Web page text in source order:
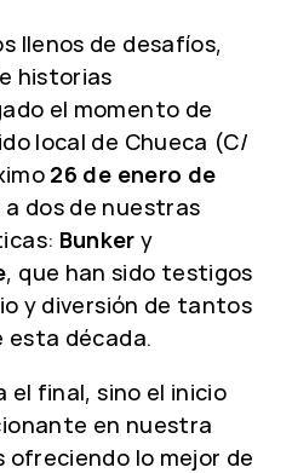
llenos de desafíos,
historias
el momento de
local de Chueca (C/
26 de enero de
a dos de nuestras
Bunker y
, que han sido testigos
y diversión de tantos
esta década.
el final, sino el inicio
en nuestra
ofreciendo lo mejor de